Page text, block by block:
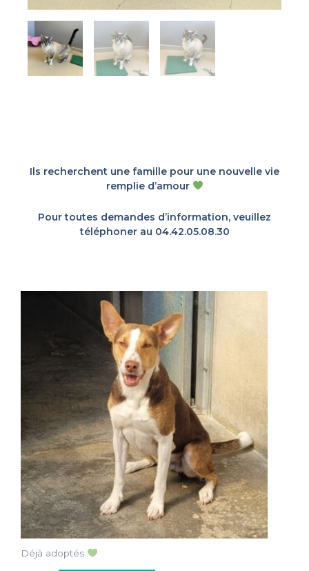
Ils recherchent une famille pour une nouvelle vie
remplie d’amour
Pour toutes demandes d’information, veuillez
téléphoner au 04.42.05.08.30
Déjà adoptés